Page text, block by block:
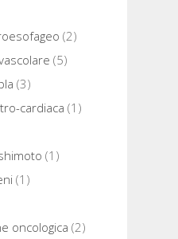
(2)
(5)
(3)
cardiaca (1)
(1)
(1)
oncologica (2)